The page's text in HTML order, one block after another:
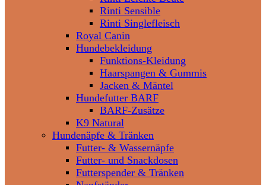
Rinti Sensible
Rinti Singlefleisch
Royal Canin
Hundebekleidung
Funktions-Kleidung
Haarspangen & Gummis
Jacken & Mäntel
Hundefutter BARF
BARF-Zusätze
K9 Natural
Hundenäpfe & Tränken
Futter- & Wassernäpfe
Futter- und Snackdosen
Futterspender & Tränken